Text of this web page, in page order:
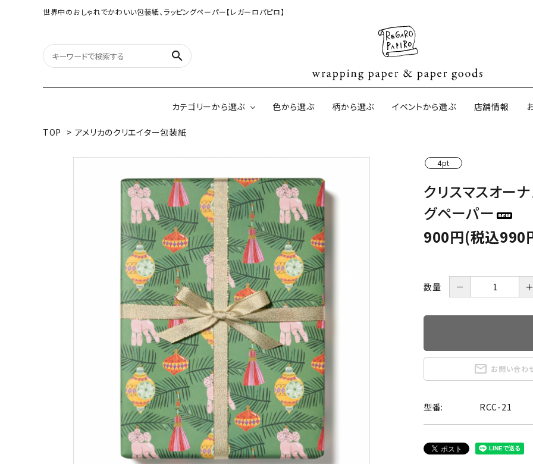
世界中のおしゃれでかわいい包装紙、ラッピングペーパー【レガーロパピロ】
search
カテゴリーから選ぶ
【大判サイズ】オリジナル包装紙
サイズオー
ネパールの手漉き包装紙
インドのハンドプリントコットン
ペーパー
イギリスのモダン包装紙
ボタニカルダブルサイド包装紙 韓国のデザインペーパー 日本のペーパーブランド ラッピング用
色から選ぶ 柄から選ぶ イベントから選ぶ 店舗情報
TOP > アメリカのクリエイター包装紙
4pt
クリスマスオー
グペーパー
900円(税込990
数量 －
mail_outline お問い合わ
型番: RCC-21